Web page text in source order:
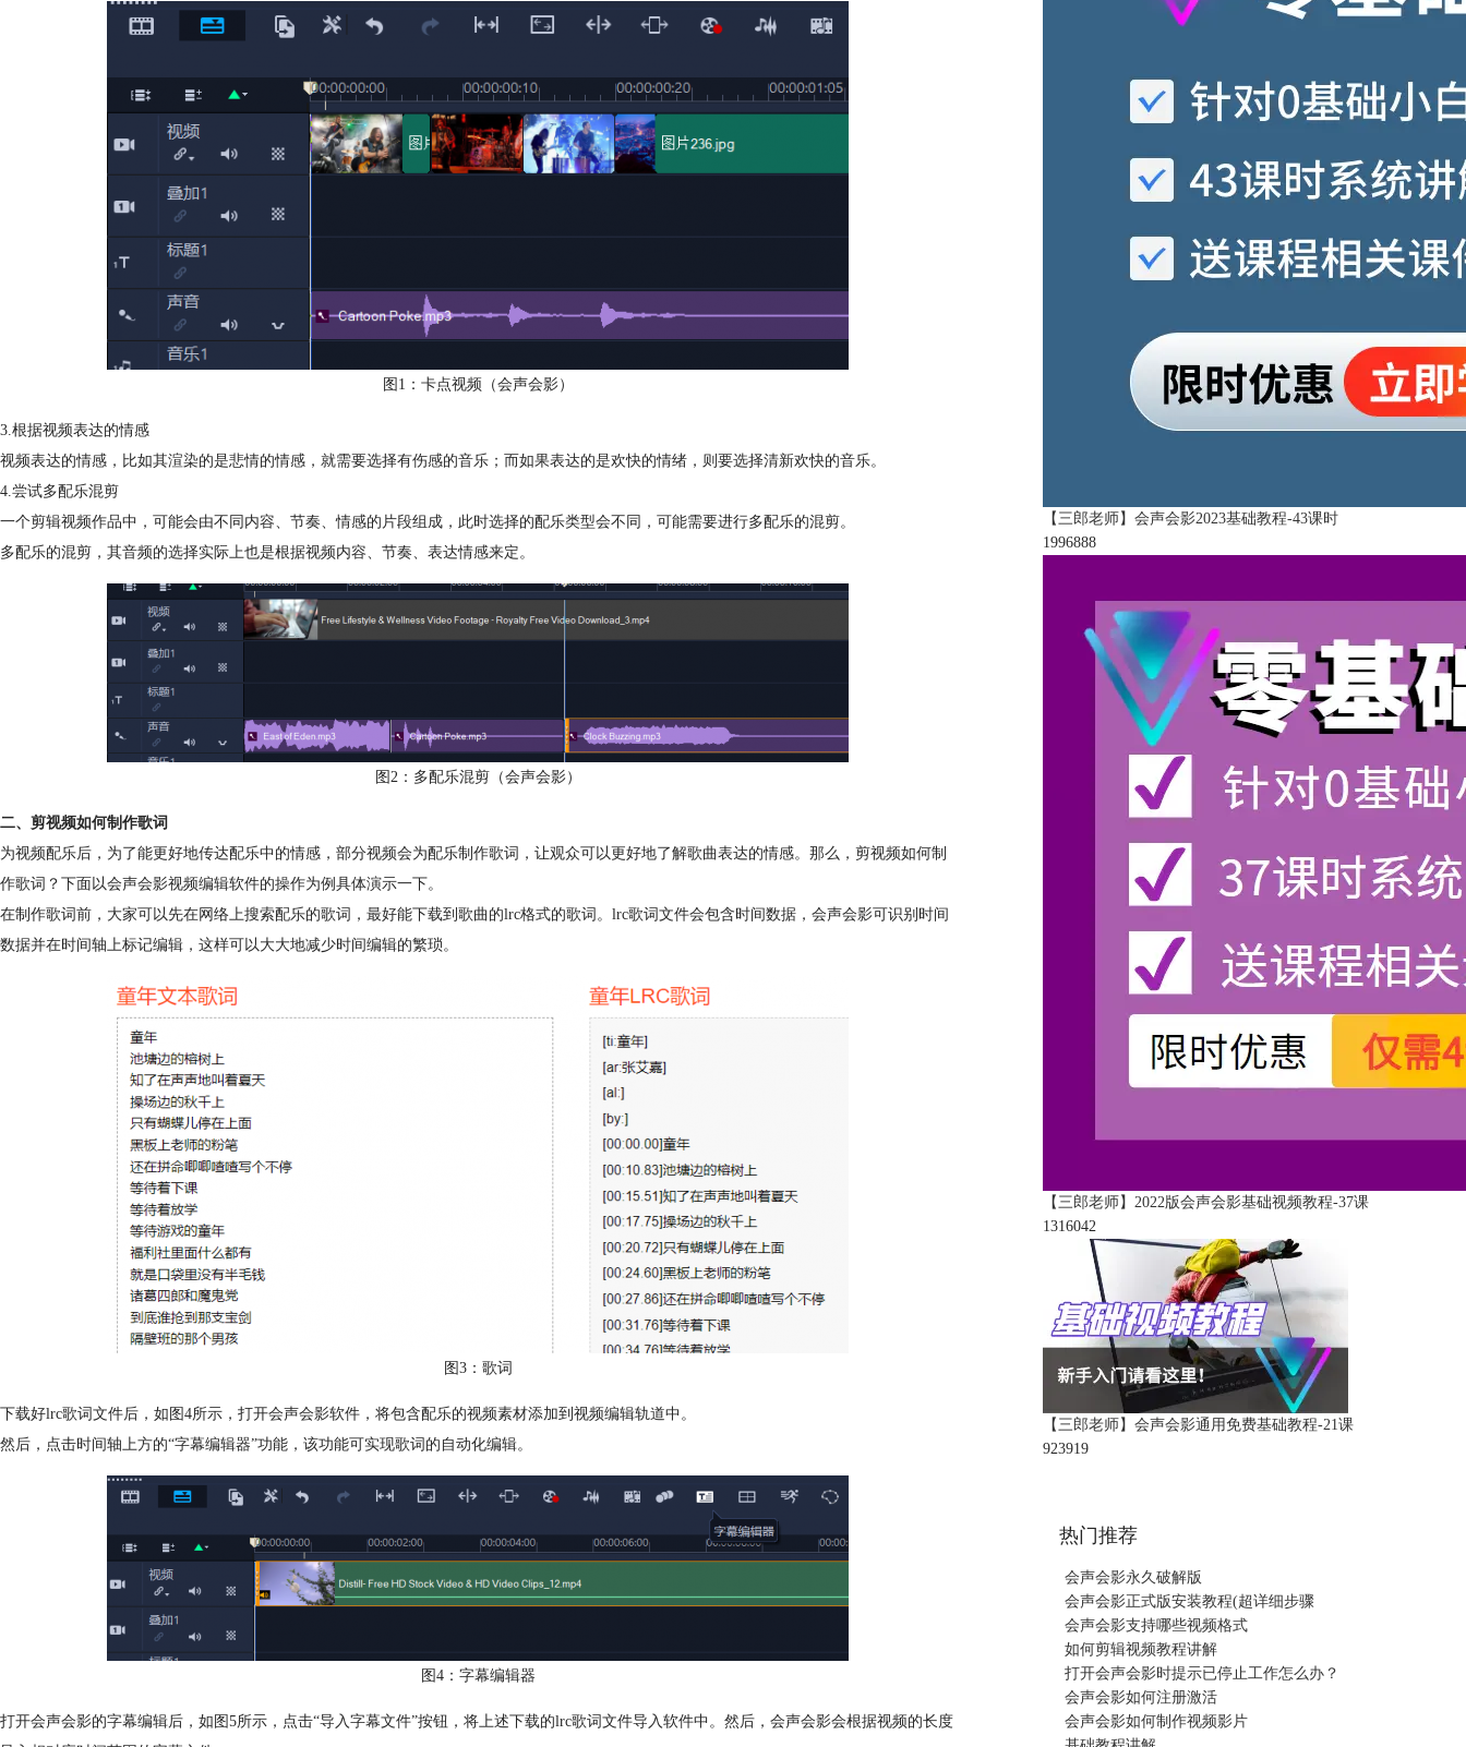
图1：卡点视频（会声会影）
3.根据视频表达的情感
视频表达的情感，比如其渲染的是悲情的情感，就需要选择有伤感的音乐；而如果表达的是欢快的情绪，则要选择清新欢快的音乐。
4.尝试多配乐混剪
一个剪辑视频作品中，可能会由不同内容、节奏、情感的片段组成，此时选择的配乐类型会不同，可能需要进行多配乐的混剪。
多配乐的混剪，其音频的选择实际上也是根据视频内容、节奏、表达情感来定。
图2：多配乐混剪（会声会影）
二、剪视频如何制作歌词
为视频配乐后，为了能更好地传达配乐中的情感，部分视频会为配乐制作歌词，让观众可以更好地了解歌曲表达的情感。那么，剪视频如何制
作歌词？下面以会声会影视频编辑软件的操作为例具体演示一下。
在制作歌词前，大家可以先在网络上搜索配乐的歌词，最好能下载到歌曲的lrc格式的歌词。lrc歌词文件会包含时间数据，会声会影可识别时间
数据并在时间轴上标记编辑，这样可以大大地减少时间编辑的繁琐。
图3：歌词
下载好lrc歌词文件后，如图4所示，打开会声会影软件，将包含配乐的视频素材添加到视频编辑轨道中。
然后，点击时间轴上方的“字幕编辑器”功能，该功能可实现歌词的自动化编辑。
图4：字幕编辑器
打开会声会影的字幕编辑后，如图5所示，点击“导入字幕文件”按钮，将上述下载的lrc歌词文件导入软件中。然后，会声会影会根据视频的长度
【三郎老师】会声会影2023基础教程-43课时
1996888
【三郎老师】2022版会声会影基础视频教程-37课
1316042
【三郎老师】会声会影通用免费基础教程-21课
923919
热门推荐
会声会影永久破解版
会声会影正式版安装教程(超详细步骤
会声会影支持哪些视频格式
如何剪辑视频教程讲解
打开会声会影时提示已停止工作怎么办？
会声会影如何注册激活
会声会影如何制作视频影片